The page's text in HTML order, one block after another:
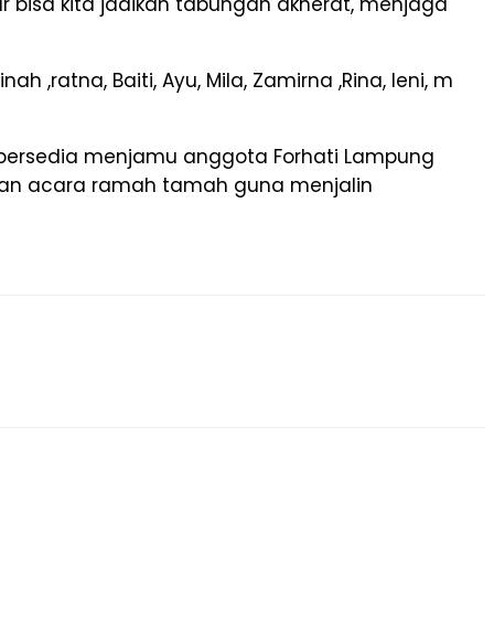
,ratna, Baiti, Ayu, Mila, Zamirna ,Rina, leni, m
menjamu anggota Forhati Lampung
acara ramah tamah guna menjalin